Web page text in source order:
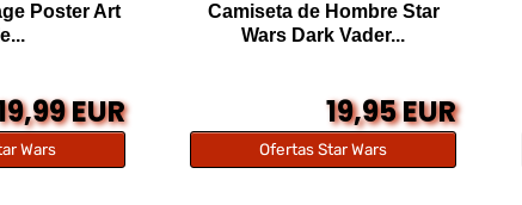
Poster Art
EUR
Wars
Camiseta de Hombre Star
Wars Dark Vader...
19,95 EUR
Ofertas Star Wars